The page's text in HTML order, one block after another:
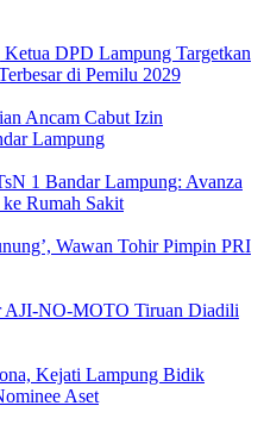
DPD Lampung Targetkan
di Pemilu 2029
Ancam Cabut Izin
Lampung
1 Bandar Lampung: Avanza
Rumah Sakit
Wawan Tohir Pimpin PRI
AJI-NO-MOTO Tiruan Diadili
Kejati Lampung Bidik
Aset